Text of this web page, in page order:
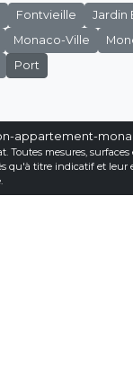
Fontvieille
Jardin
Monaco-Ville
Port
appartement-
mesures, surfaces
qu'à titre indicatif et leur